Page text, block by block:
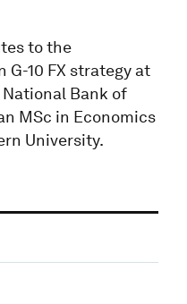
to the
G-10 FX strategy at
Bank of
MSc in Economics
University.